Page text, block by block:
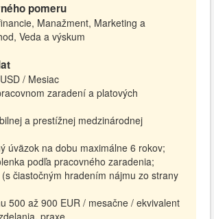
pomeru
Manažment, Marketing a
Veda a výskum
/ Mesiac
zaradení a platových
a prestížnej medzinárodnej
úväzok na dobu maximálne 6 rokov;
podľa pracovného zaradenia;
čiastočným hradením nájmu zo strany
500 až 900 EUR / mesačne / ekvivalent
praxe